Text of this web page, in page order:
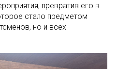
превратив его в
стало предметом
но и всех